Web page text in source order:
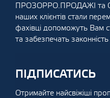
ПРОЗОРРО.ПРОДАЖІ та
наших клієнтів стали
фахівці допоможуть Вам
та забезпечать
ПІДПИСАТИСЬ
Отримайте найсвіжіші